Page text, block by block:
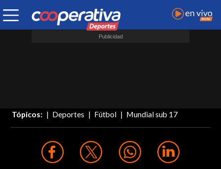
Tópicos: Deportes Fútbol Mundial sub 17